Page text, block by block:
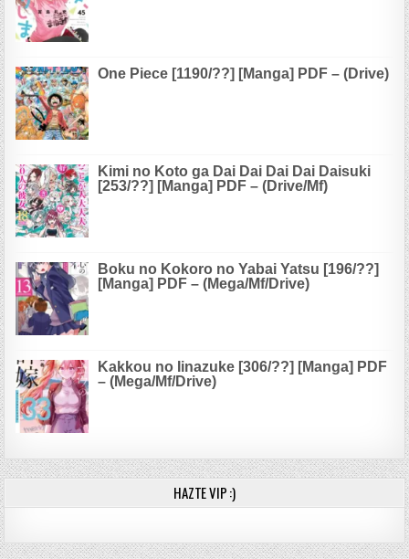
One Piece [1190/??] [Manga] PDF – (Drive)
Kimi no Koto ga Dai Dai Dai Dai Daisuki
[253/??] [Manga] PDF – (Drive/Mf)
Boku no Kokoro no Yabai Yatsu [196/??]
[Manga] PDF – (Mega/Mf/Drive)
Kakkou no Iinazuke [306/??] [Manga] PDF
– (Mega/Mf/Drive)
HAZTE VIP :)